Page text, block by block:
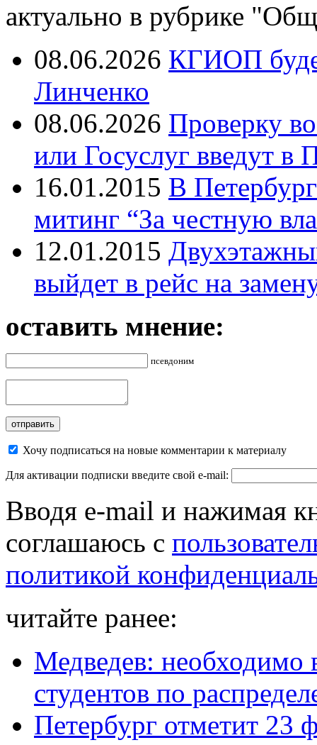
актуально в рубрике
08.06.2026 КГИОП
Линченко
08.06.2026 Проверку
или Госуслуг введут в
16.01.2015 В
митинг “За честную
12.01.2015
выйдет в рейс на
оставить мнение:
псевдоним
Хочу подписаться на новые комментарии к материалу
Для активации подписки введите свой e-mail:
Вводя e-mail и нажимая
соглашаюсь с
политикой
читайте ранее:
Медведев: необходимо
студентов по
Петербург отметит 23